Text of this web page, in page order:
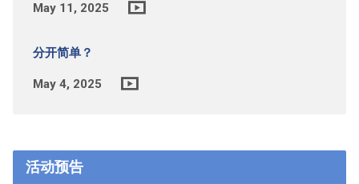
May 11, 2025
分开简单？
May 4, 2025
活动预告